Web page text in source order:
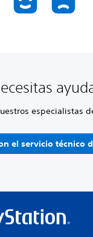
especialistas
el servicio técnico